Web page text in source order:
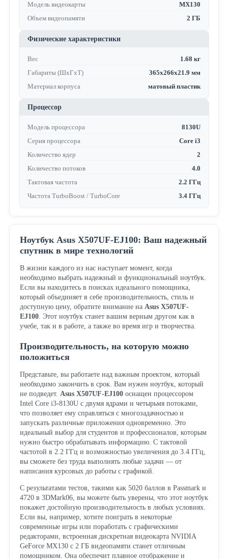
Модель видеокарты
MX130
Объем видеопамяти
2 ГБ
Физические характеристики
Вес
1.68 кг
Габариты (ШхГхТ)
365x266x21.9 мм
Материал корпуса
матовый пластик
Процессор
Модель процессора
8130U
Серия процессора
Core i3
Количество ядер
2
Количество потоков
4.0
Тактовая частота
2.2 ГГц
Частота TurboBoost / TurboCore
3.4 ГГц
Ноутбук Asus X507UF-EJ100: Ваш надежный
спутник в мире технологий
В жизни каждого из нас наступает момент, когда
необходимо выбрать надежный и функциональный ноутбук.
Если вы находитесь в поисках идеального помощника,
который объединяет в себе производительность, стиль и
доступную цену, обратите внимание на Asus X507UF-
EJ100. Этот ноутбук станет вашим верным другом как в
учебе, так и в работе, а также во время игр и творчества.
Производительность, на которую можно
положиться
Представьте, вы работаете над важным проектом, который
необходимо закончить в срок. Вам нужен ноутбук, который
не подведет. Asus X507UF-EJ100оснащен процессором
Intel Core i3-8130U с двумя ядрами и четырьмя потоками,
что позволяет ему справляться с многозадачностью и
запускать различные приложения одновременно. Это
идеальный выбор для студентов и профессионалов, которым
нужно быстро обрабатывать информацию. С тактовой
частотой в 2.2 ГГц и возможностью увеличения до 3.4 ГГц,
вы сможете без труда выполнять любые задачи — от
написания курсовых до работы с графикой.
С результатами тестов, такими как 5020 баллов в Passmark и
4720 в 3DMark06, вы можете быть уверены, что этот ноутбук
покажет достойную производительность в любых условиях.
Если вы, например, хотите поиграть в некоторые
современные игры или поработать с графическими
редакторами, встроенная дискретная видеокарта NVIDIA
GeForce MX130 с 2 ГБ видеопамяти станет отличным
помощником. Она обеспечит плавное отображение и